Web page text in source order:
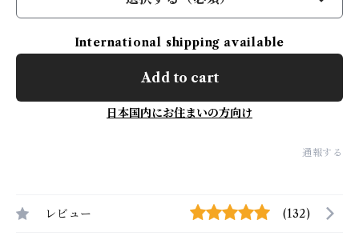
International shipping available
Add to cart
日本国内にお住まいの方向け
通報する
レビュー (132)